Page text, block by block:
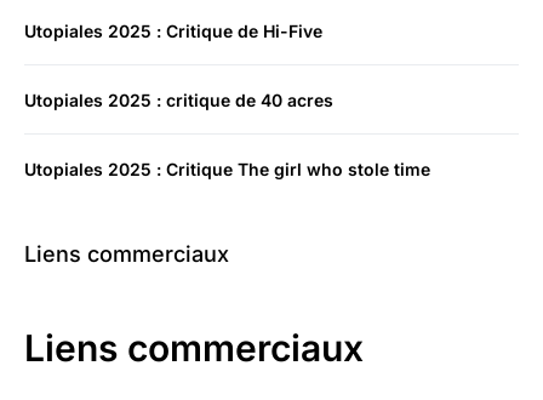
Utopiales 2025 : Critique de Hi-Five
Utopiales 2025 : critique de 40 acres
Utopiales 2025 : Critique The girl who stole time
Liens commerciaux
Liens commerciaux